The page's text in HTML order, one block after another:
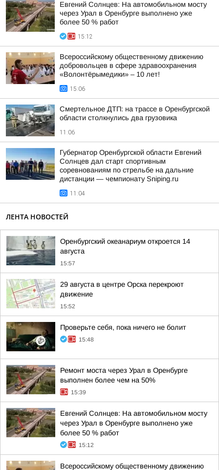
Евгений Солнцев: На автомобильном мосту
через Урал в Оренбурге выполнено уже
более 50 % работ
15:12
Всероссийскому общественному движению
добровольцев в сфере здравоохранения
«Волонтёрымедики» – 10 лет!
15:06
Смертельное ДТП: на трассе в Оренбургской
области столкнулись два грузовика
11:06
Губернатор Оренбургской области Евгений
Солнцев дал старт спортивным
соревнованиям по стрельбе на дальние
дистанции — чемпионату Sniping.ru
11:04
ЛЕНТА НОВОСТЕЙ
Оренбургский океанариум откроется 14
августа
15:57
29 августа в центре Орска перекроют
движение
15:52
Проверьте себя, пока ничего не болит
15:48
Ремонт моста через Урал в Оренбурге
выполнен более чем на 50%
15:39
Евгений Солнцев: На автомобильном мосту
через Урал в Оренбурге выполнено уже
более 50 % работ
15:12
Всероссийскому общественному движению